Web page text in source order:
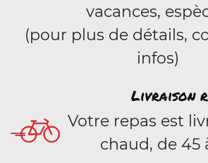
vacances,
(pour plus de détails,
infos)
Livraison
Votre repas est
chaud, de 45